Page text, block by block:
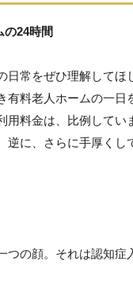
の24時間
日常をぜひ理解して
有料老人ホームの一
用料金は、比例して
逆に、さらに手厚く
の顔。それは認知症